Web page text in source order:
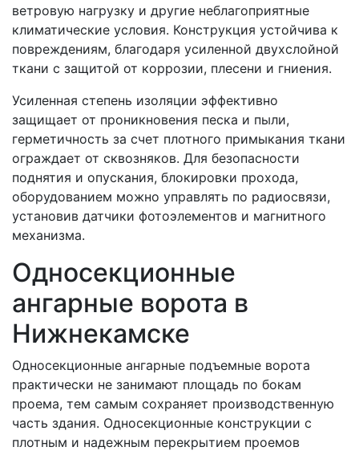
ветровую нагрузку и другие неблагоприятные
климатические условия. Конструкция устойчива к
повреждениям, благодаря усиленной двухслойной
ткани с защитой от коррозии, плесени и гниения.
Усиленная степень изоляции эффективно
защищает от проникновения песка и пыли,
герметичность за счет плотного примыкания ткани
ограждает от сквозняков. Для безопасности
поднятия и опускания, блокировки прохода,
оборудованием можно управлять по радиосвязи,
установив датчики фотоэлементов и магнитного
механизма.
Односекционные
ангарные ворота в
Нижнекамске
Односекционные ангарные подъемные ворота
практически не занимают площадь по бокам
проема, тем самым сохраняет производственную
часть здания. Односекционные конструкции с
плотным и надежным перекрытием проемов